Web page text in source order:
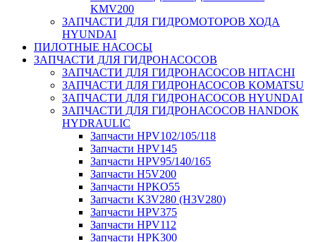
KMV200
ЗАПЧАСТИ ДЛЯ ГИДРОМОТОРОВ ХОДА
HYUNDAI
ПИЛОТНЫЕ НАСОСЫ
ЗАПЧАСТИ ДЛЯ ГИДРОНАСОСОВ
ЗАПЧАСТИ ДЛЯ ГИДРОНАСОСОВ HITACHI
ЗАПЧАСТИ ДЛЯ ГИДРОНАСОСОВ KOMATSU
ЗАПЧАСТИ ДЛЯ ГИДРОНАСОСОВ HYUNDAI
ЗАПЧАСТИ ДЛЯ ГИДРОНАСОСОВ HANDOK
HYDRAULIC
Запчасти HPV102/105/118
Запчасти HPV145
Запчасти HPV95/140/165
Запчасти H5V200
Запчасти HPKO55
Запчасти K3V280 (H3V280)
Запчасти HPV375
Запчасти HPV112
Запчасти HPK300